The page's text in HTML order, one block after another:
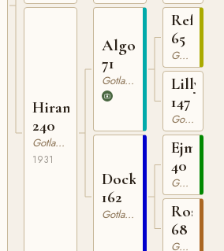
Hiran
240
Gotlandsruss
1931
Algo
71
Gotlandsruss
Docka
162
Gotlandsruss
Reform
65
Gotlandsruss
Lilly
147
Gotlandsruss
Ejmund
40
Gotlandsruss
Rosa
68
Gotlandsruss